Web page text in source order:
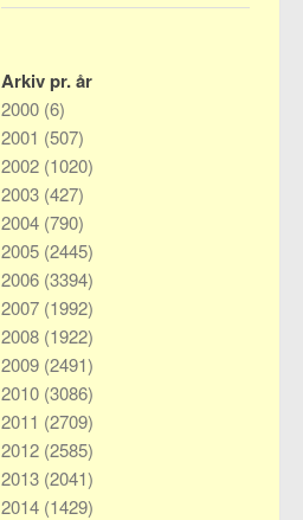
Arkiv pr. år
2000 (6)
2001 (507)
2002 (1020)
2003 (427)
2004 (790)
2005 (2445)
2006 (3394)
2007 (1992)
2008 (1922)
2009 (2491)
2010 (3086)
2011 (2709)
2012 (2585)
2013 (2041)
2014 (1429)